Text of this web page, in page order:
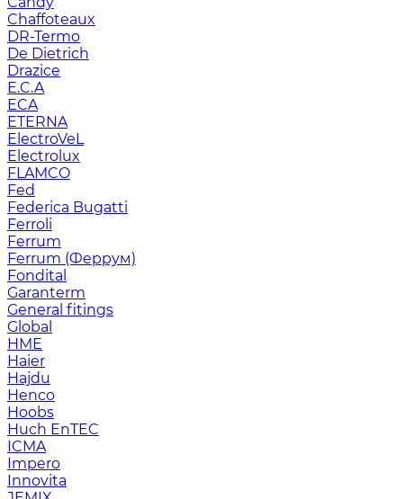
Chaffoteaux
DR-Termo
De Dietrich
Drazice
E.C.A
ECA
ETERNA
ElectroVeL
Electrolux
FLAMCO
Fed
Federica Bugatti
Ferroli
Ferrum
Ferrum (Феррум)
Fondital
Garanterm
General fitings
Global
HME
Haier
Hajdu
Henco
Hoobs
Huch EnTEC
ICMA
Impero
Innovita